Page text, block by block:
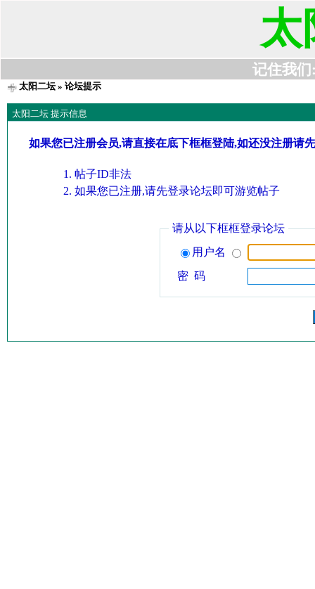
太
记住我们
太阳二坛» 论坛提示
太阳二坛 提示信息
如果您已注册会员,请直接在底下框框登陆,如还没注册请
帖子ID非法
如果您已注册,请先登录论坛即可游览帖子
请从以下框框登录论坛
用户名
密 码